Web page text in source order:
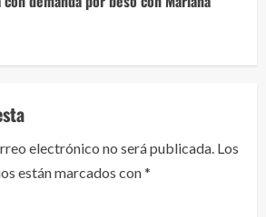
electrónico no será publicada. Los
están marcados con*